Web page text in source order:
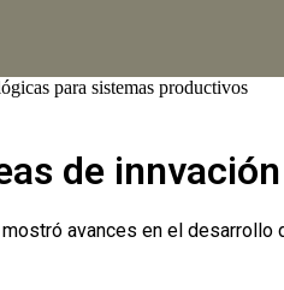
para sistemas productivos
de
avances en el